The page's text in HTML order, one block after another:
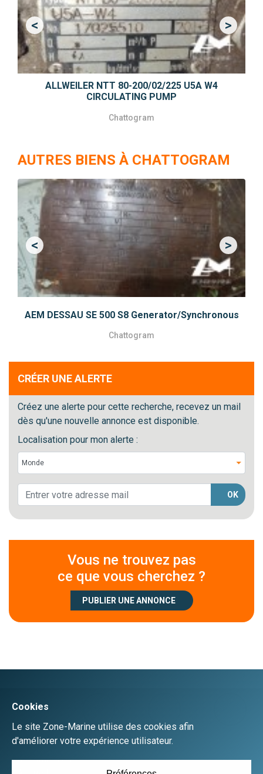
ALLWEILER NTT 80-200/02/225 U5A W4
CIRCULATING PUMP
Chattogram
<Previous >Next
AUTRES BIENS À CHATTOGRAM
AEM DESSAU SE 500 S8 Generator/Synchronous
Chattogram
<Previous >Next
CRÉER UNE ALERTE
Créez une alerte pour cette recherche, recevez un mail
dès qu'une nouvelle annonce est disponible.
Localisation pour mon alerte :
OK
Vous ne trouvez pas
ce que vous cherchez ?
PUBLIER UNE ANNONCE
Créer un compte
Se connecter